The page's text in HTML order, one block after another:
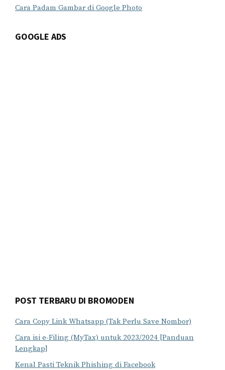
Cara Padam Gambar di Google Photo
GOOGLE ADS
POST TERBARU DI BROMODEN
Cara Copy Link Whatsapp (Tak Perlu Save Nombor)
Cara isi e-Filing (MyTax) untuk 2023/2024 [Panduan
Lengkap]
Kenal Pasti Teknik Phishing di Facebook